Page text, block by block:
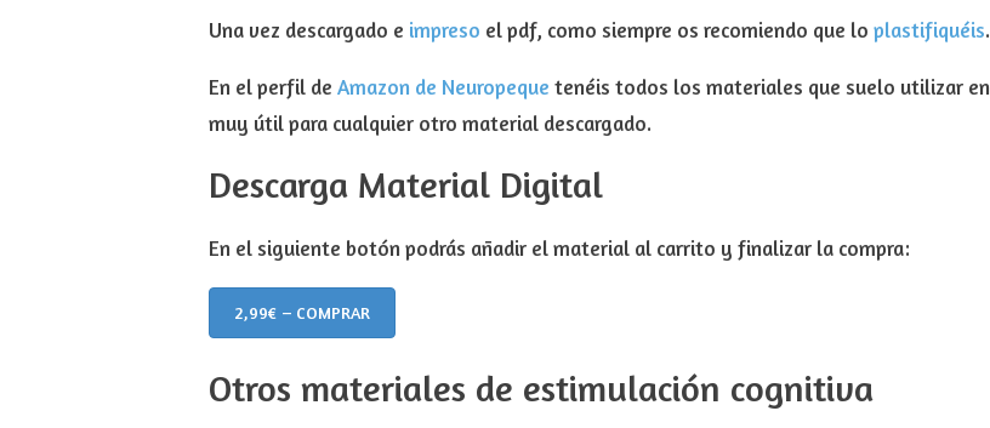
Una vez descargado e impreso el pdf, como siempre os recomiendo que lo plastifiquéis
En el perfil de Amazon de Neuropeque tenéis todos los materiales que suelo utilizar
muy útil para cualquier otro material descargado.
Descarga Material Digital
En el siguiente botón podrás añadir el material al carrito y finalizar la compra:
2,99€ – COMPRAR
Otros materiales de estimulación cognitiva